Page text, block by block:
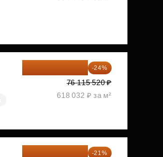
-24%
76 115 520 ₽
618 032 ₽ за м²
-21%